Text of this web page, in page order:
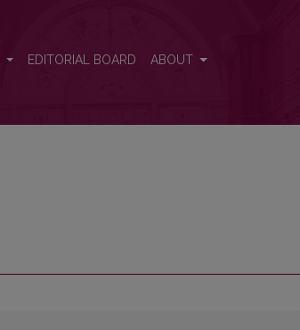
EDITORIAL BOARD ABOUT